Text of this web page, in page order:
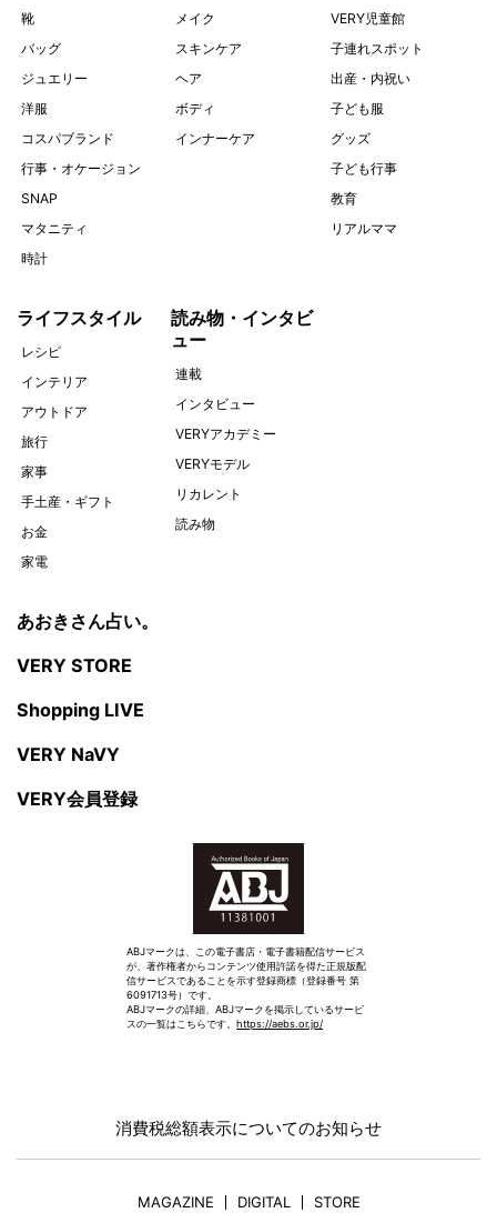
靴
バッグ
ジュエリー
洋服
コスパブランド
行事・オケージョン
SNAP
マタニティ
時計
メイク
スキンケア
ヘア
ボディ
インナーケア
VERY児童館
子連れスポット
出産・内祝い
子ども服
グッズ
子ども行事
教育
リアルママ
ライフスタイル
レシピ
インテリア
アウトドア
旅行
家事
手土産・ギフト
お金
家電
読み物・インタビ
ュー
連載
インタビュー
VERYアカデミー
VERYモデル
リカレント
読み物
あおきさん占い。
VERY STORE
Shopping LIVE
VERY NaVY
VERY会員登録
ABJマークは、この電子書店・電子書籍配信サービス
が、著作権者からコンテンツ使用許諾を得た正規版配
信サービスであることを示す登録商標（登録番号 第
6091713号）です。
ABJマークの詳細、ABJマークを掲示しているサービ
スの一覧はこちらです。 https://aebs.or.jp/
消費税総額表示についてのお知らせ
MAGAZINE DIGITAL STORE